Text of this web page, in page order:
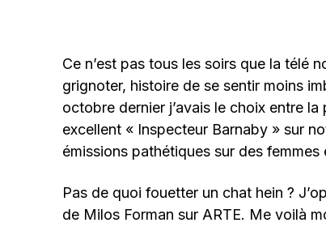
Ce n’est pas tous les soirs que la télé
grignoter, histoire de se sentir moins
octobre dernier j’avais le choix entre
excellent « Inspecteur Barnaby » sur
émissions pathétiques sur des femmes
Pas de quoi fouetter un chat hein ?
de Milos Forman sur ARTE. Me voilà